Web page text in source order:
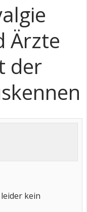
Ärzte
der
kein